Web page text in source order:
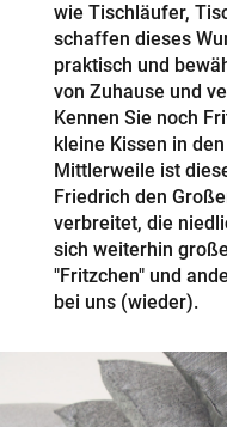
wie Tischläufer,
schaffen dieses
praktisch und
von Zuhause und
Kennen Sie noch
kleine Kissen in
Mittlerweile ist
Friedrich den
verbreitet, die
sich weiterhin
"Fritzchen" und
bei uns (wieder).